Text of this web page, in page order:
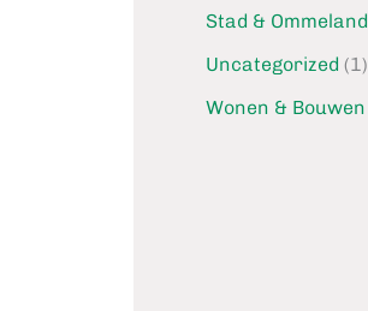
Stad & Ommeland
Uncategorized (1)
Wonen & Bouwen